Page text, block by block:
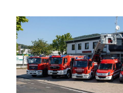
springen